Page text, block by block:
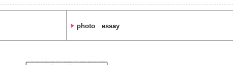
photo essay